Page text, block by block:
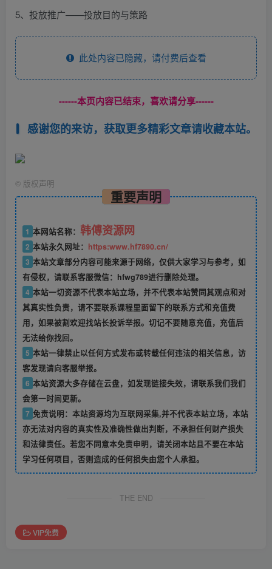
5、投放推广——投放目的与策路
此处内容已隐藏，请付费后查看
------本页内容已结束，喜欢请分享------
感谢您的来访，获取更多精彩文章请收藏本站。
© 版权声明
重要声明
1 本网站名称： 韩傅资源网
2 本站永久网址： https:www.hf7890.cn/
3 本站文章部分内容可能来源于网络，仅供大家学习与参考，如
有侵权，请联系客服微信：hfwg789进行删除处理。
4 本站一切资源不代表本站立场，并不代表本站赞同其观点和对
其真实性负责，请不要联系课程里面留下的联系方式和充值费
用，如果被割欢迎找站长投诉举报。切记不要随意充值，充值后
无法给你找回。
5 本站一律禁止以任何方式发布或转载任何违法的相关信息，访
客发现请向客服举报。
6 本站资源大多存储在云盘，如发现链接失效，请联系我们我们
会第一时间更新。
7 免责说明：本站资源均为互联网采集,并不代表本站立场，本站
亦无法对内容的真实性及准确性做出判断，不承担任何财产损失
和法律责任。若您不同意本免责申明，请关闭本站且不要在本站
学习任何项目，否则造成的任何损失由您个人承担。
THE END
VIP免费